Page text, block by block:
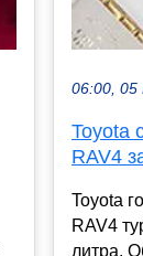
06:00,
Toyota
RAV4
Toyota
RAV4
литра.